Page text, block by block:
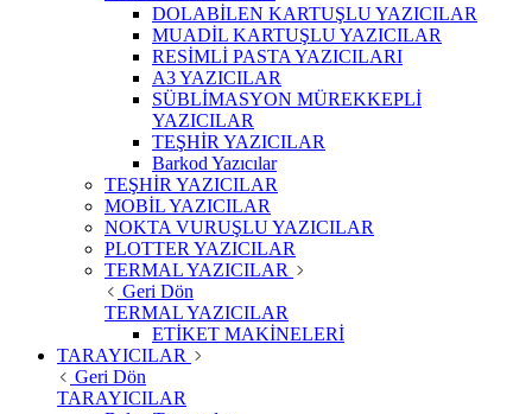
DOLABİLEN KARTUŞLU YAZICILAR
MUADİL KARTUŞLU YAZICILAR
RESİMLİ PASTA YAZICILARI
A3 YAZICILAR
SÜBLİMASYON MÜREKKEPLİ
YAZICILAR
TEŞHİR YAZICILAR
Barkod Yazıcılar
TEŞHİR YAZICILAR
MOBİL YAZICILAR
NOKTA VURUŞLU YAZICILAR
PLOTTER YAZICILAR
TERMAL YAZICILAR
Geri Dön
TERMAL YAZICILAR
ETİKET MAKİNELERİ
TARAYICILAR
Geri Dön
TARAYICILAR